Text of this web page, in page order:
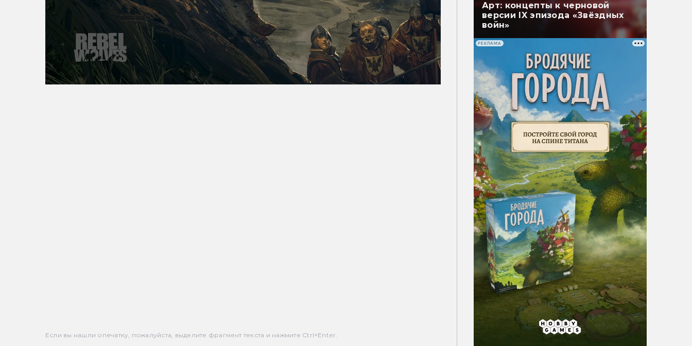
Если вы нашли опечатку, пожалуйста, выделите фрагмент текста и нажмите Ctrl+Enter.
Арт: концепты к черновой
версии IX эпизода «Звёздных
войн»
РЕКЛАМА